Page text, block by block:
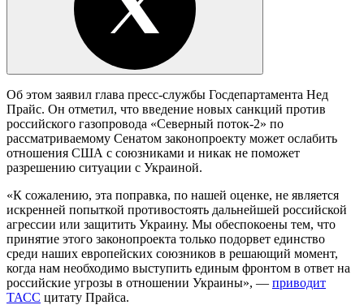
Об этом заявил глава пресс-службы Госдепартамента Нед
Прайс. Он отметил, что введение новых санкций против
российского газопровода «Северный поток-2» по
рассматриваемому Сенатом законопроекту может ослабить
отношения США с союзниками и никак не поможет
разрешению ситуации с Украиной.
«К сожалению, эта поправка, по нашей оценке, не является
искренней попыткой противостоять дальнейшей российской
агрессии или защитить Украину. Мы обеспокоены тем, что
принятие этого законопроекта только подорвет единство
среди наших европейских союзников в решающий момент,
когда нам необходимо выступить единым фронтом в ответ на
российские угрозы в отношении Украины», — приводит
ТАСС цитату Прайса.